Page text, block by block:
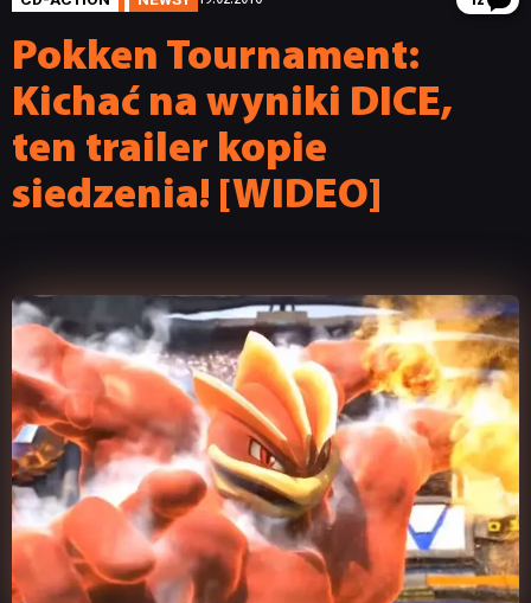
Pokken Tournament:
Kichać na wyniki DICE,
ten trailer kopie
siedzenia! [WIDEO]